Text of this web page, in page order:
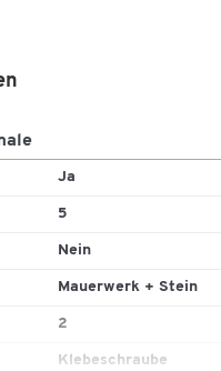
bis zu 5 kg und ist
werkzeuglose Befestigung von
als auch im Außenbereich
ablösbar
Ja
5
Nein
Mauerwerk + Stein
2
Klebeschraube